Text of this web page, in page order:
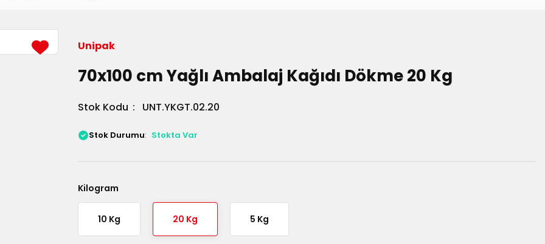
Unipak
70x100 cm Yağlı Ambalaj Kağıdı Dökme 20 Kg
Stok Kodu UNT.YKGT.02.20
Stok Durumu Stokta Var
Kilogram
10 Kg 20 Kg 5 Kg